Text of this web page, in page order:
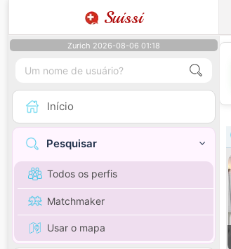
Suissi
Zurich 2026-08-06 01:18
Início
Pesquisar
Todos os perfis
Matchmaker
Usar o mapa